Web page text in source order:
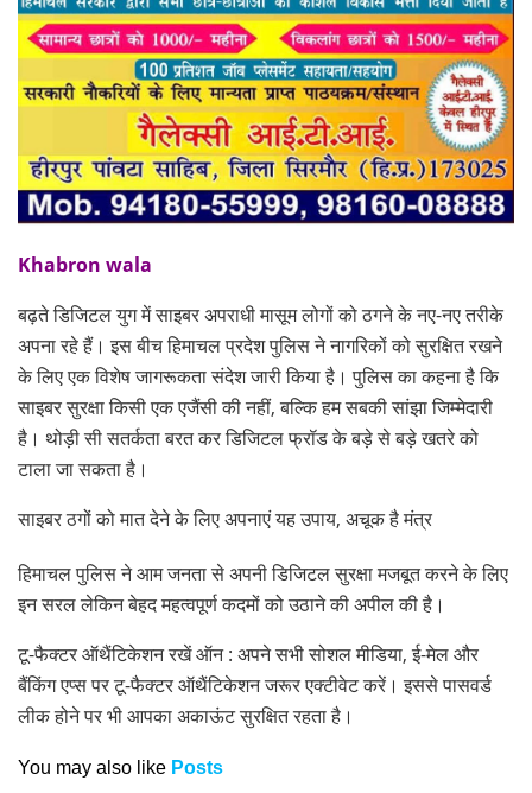
Khabron wala
बढ़ते डिजिटल युग में साइबर अपराधी मासूम लोगों को ठगने के नए-नए तरीके
अपना रहे हैं। इस बीच हिमाचल प्रदेश पुलिस ने नागरिकों को सुरक्षित रखने
के लिए एक विशेष जागरूकता संदेश जारी किया है। पुलिस का कहना है कि
साइबर सुरक्षा किसी एक एजैंसी की नहीं, बल्कि हम सबकी सांझा जिम्मेदारी
है। थोड़ी सी सतर्कता बरत कर डिजिटल फ्रॉड के बड़े से बड़े खतरे को
टाला जा सकता है।
साइबर ठगों को मात देने के लिए अपनाएं यह उपाय, अचूक है मंत्र
हिमाचल पुलिस ने आम जनता से अपनी डिजिटल सुरक्षा मजबूत करने के लिए
इन सरल लेकिन बेहद महत्वपूर्ण कदमों को उठाने की अपील की है।
टू-फैक्टर ऑथैंटिकेशन रखें ऑन : अपने सभी सोशल मीडिया, ई-मेल और
बैंकिंग एप्स पर टू-फैक्टर ऑथैंटिकेशन जरूर एक्टीवेट करें। इससे पासवर्ड
लीक होने पर भी आपका अकाऊंट सुरक्षित रहता है।
You may also like Posts